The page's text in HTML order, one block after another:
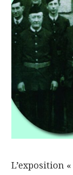
L’exposition «